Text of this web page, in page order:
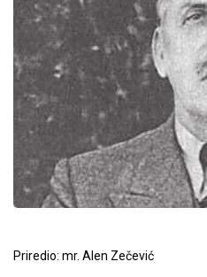
Priredio: mr. Alen Zečević